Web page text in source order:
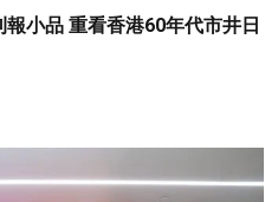
小品 重看香港60年代市井日